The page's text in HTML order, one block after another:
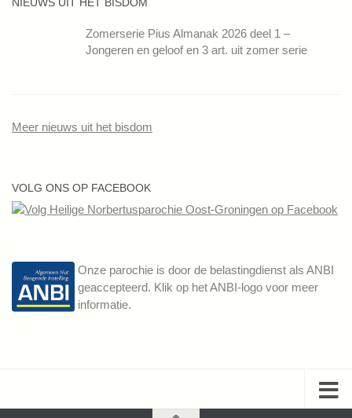
Zomerserie Pius Almanak 2026 deel 1 –
Jongeren en geloof en 3 art. uit zomer serie
Meer nieuws uit het bisdom
VOLG ONS OP FACEBOOK
Onze parochie is door de belastingdienst als ANBI
geaccepteerd. Klik op het ANBI-logo voor meer
informatie.